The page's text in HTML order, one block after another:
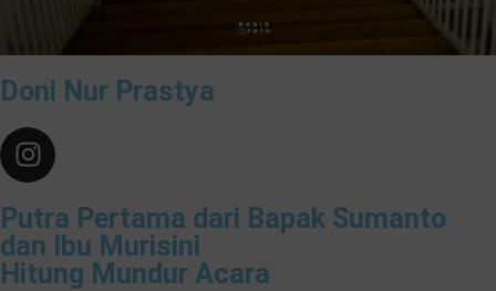
Doni Nur Prastya
Putra Pertama dari Bapak Sumanto
dan Ibu Murisini
Hitung Mundur Acara